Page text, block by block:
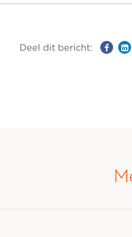
Deel dit bericht: